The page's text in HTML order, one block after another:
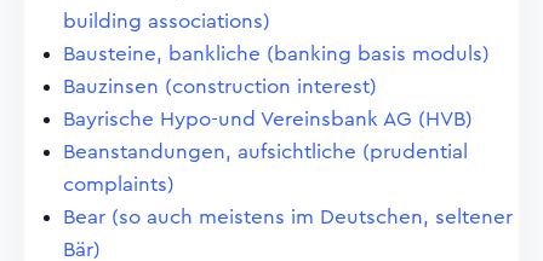
building associations)
Bausteine, bankliche (banking basis moduls)
Bauzinsen (construction interest)
Bayrische Hypo-und Vereinsbank AG (HVB)
Beanstandungen, aufsichtliche (prudential
complaints)
Bear (so auch meistens im Deutschen, seltener
Bär)